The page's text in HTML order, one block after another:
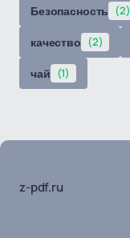
Безопасность (2)
качество (2)
чай (1)
z-pdf.ru